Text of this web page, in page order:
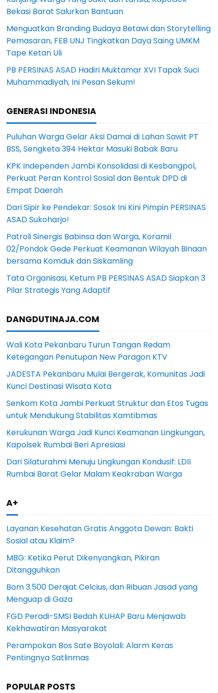
Bekasi Barat Salurkan Bantuan
Menguatkan Branding Budaya Betawi dan Storytelling
Pemasaran, FEB UNJ Tingkatkan Daya Saing UMKM
Tape Ketan Uli
PB PERSINAS ASAD Hadiri Muktamar XVI Tapak Suci
Muhammadiyah, Ini Pesan Sekum!
GENERASI INDONESIA
Puluhan Warga Gelar Aksi Damai di Lahan Sawit PT
BSS, Sengketa 394 Hektar Masuki Babak Baru
KPK Independen Jambi Konsolidasi di Kesbangpol,
Perkuat Peran Kontrol Sosial dan Bentuk DPD di
Empat Daerah
Dari Sipir ke Pendekar: Sosok Ini Kini Pimpin PERSINAS
ASAD Sukoharjo!
Patroli Sinergis Babinsa dan Warga, Koramil
02/Pondok Gede Perkuat Keamanan Wilayah Binaan
bersama Komduk dan Siskamling
Tata Organisasi, Ketum PB PERSINAS ASAD Siapkan 3
Pilar Strategis Yang Adaptif
DANGDUTINAJA.COM
Wali Kota Pekanbaru Turun Tangan Redam
Ketegangan Penutupan New Paragon KTV
JADESTA Pekanbaru Mulai Bergerak, Komunitas Jadi
Kunci Destinasi Wisata Kota
Senkom Kota Jambi Perkuat Struktur dan Etos Tugas
untuk Mendukung Stabilitas Kamtibmas
Kerukunan Warga Jadi Kunci Keamanan Lingkungan,
Kapolsek Rumbai Beri Apresiasi
Dari Silaturahmi Menuju Lingkungan Kondusif: LDII
Rumbai Barat Gelar Malam Keakraban Warga
A+
Layanan Kesehatan Gratis Anggota Dewan: Bakti
Sosial atau Klaim?
MBG: Ketika Perut Dikenyangkan, Pikiran
Ditangguhkan
Bom 3.500 Derajat Celcius, dan Ribuan Jasad yang
Menguap di Gaza
FGD Peradi-SMSI Bedah KUHAP Baru Menjawab
Kekhawatiran Masyarakat
Perampokan Bos Sate Boyolali: Alarm Keras
Pentingnya Satlinmas
POPULAR POSTS